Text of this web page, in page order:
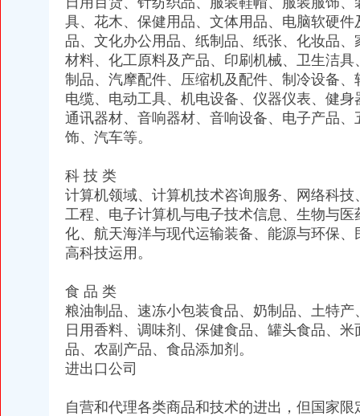
具、花木、保健用品、文体用品、电脑软硬
品、文化办公用品、纸制品、纸张、化妆品
材料、化工原料及产品、印刷机械、卫生洁
制品、汽摩配件、压缩机及配件、制冷设备
电缆、电动工具、机电设备、仪器仪表、健
通讯器材、音响器材、音响设备、电子产品
饰、汽车等。
科 技 类
计算机领域、计算机技术咨询服务、网络科
工程、电子计算机与电子技术信息、生物与
化、航天海洋与现代运输装备、能源与环保
高科技运用。
食 品 类
粮油制品、速冻小包装食品、奶制品、土特
日用香料、调味剂、保健食品、罐头食品、
品、农副产品、食品添加剂。
进出口公司
自营和代理各类商品和技术的进出，但国家